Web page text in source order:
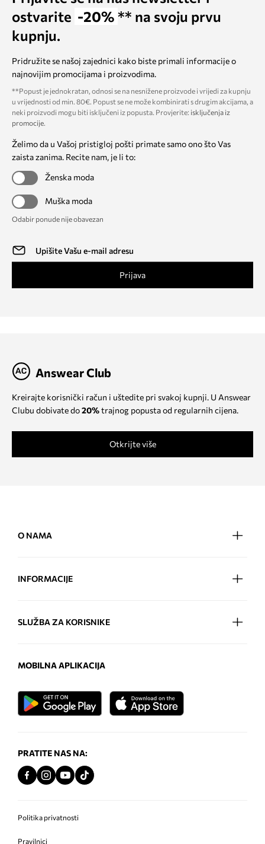
ostvarite -20% ** na svoju prvu
kupnju.
Pridružite se našoj zajednici kako biste primali informacije o
najnovijim promocijama i proizvodima.
**Popust je jednokratan, odnosi se na nesnižene proizvode i vrijedi za kupnju
u vrijednosti od min. 80€. Popust se ne može kombinirati s drugim akcijama, a
neki proizvodi mogu biti isključeni iz popusta. Provjerite: isključenja iz
promocije.
Želimo da u Vašoj pristigloj pošti primate samo ono što Vas
zaista zanima. Recite nam, je li to:
Ženska moda
Muška moda
Odabir ponude nije obavezan
Prijava
Answear Club
Kreirajte korisnički račun i uštedite pri svakoj kupnji. U Answear
Clubu dobivate do20%trajnog popusta od regularnih cijena.
Otkrijte više
O NAMA
INFORMACIJE
SLUŽBA ZA KORISNIKE
MOBILNA APLIKACIJA
PRATITE NAS NA:
Politika privatnosti
Pravilnici